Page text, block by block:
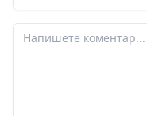
Вашият коментар